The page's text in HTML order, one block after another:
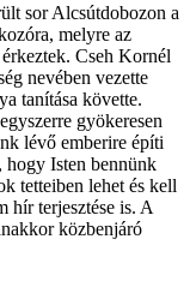
sor Alcsútdobozon a
melyre az
Cseh Kornél
nevében vezette
tanítása követte.
gyökeresen
lévő emberire építi
hogy Isten bennünk
tetteiben lehet és kell
hír terjesztése is. A
közbenjáró